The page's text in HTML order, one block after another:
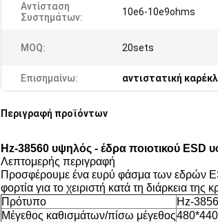
Αντίσταση
Συστημάτων:
10e6-10e9ohms
MOQ: 20sets
Επισημαίνω: αντιστατική
Περιγραφή προϊόντων
Hz-38560 υψηλός - έδρα ποιοτικού ESD
Λεπτομερής περιγραφή
Προσφέρουμε ένα ευρύ φάσμα των εδρών
φορτία για το χειριστή κατά τη διάρκεια της
Πρότυπο
Hz-
Μέγεθος καθισμάτων/πίσω μέγεθος